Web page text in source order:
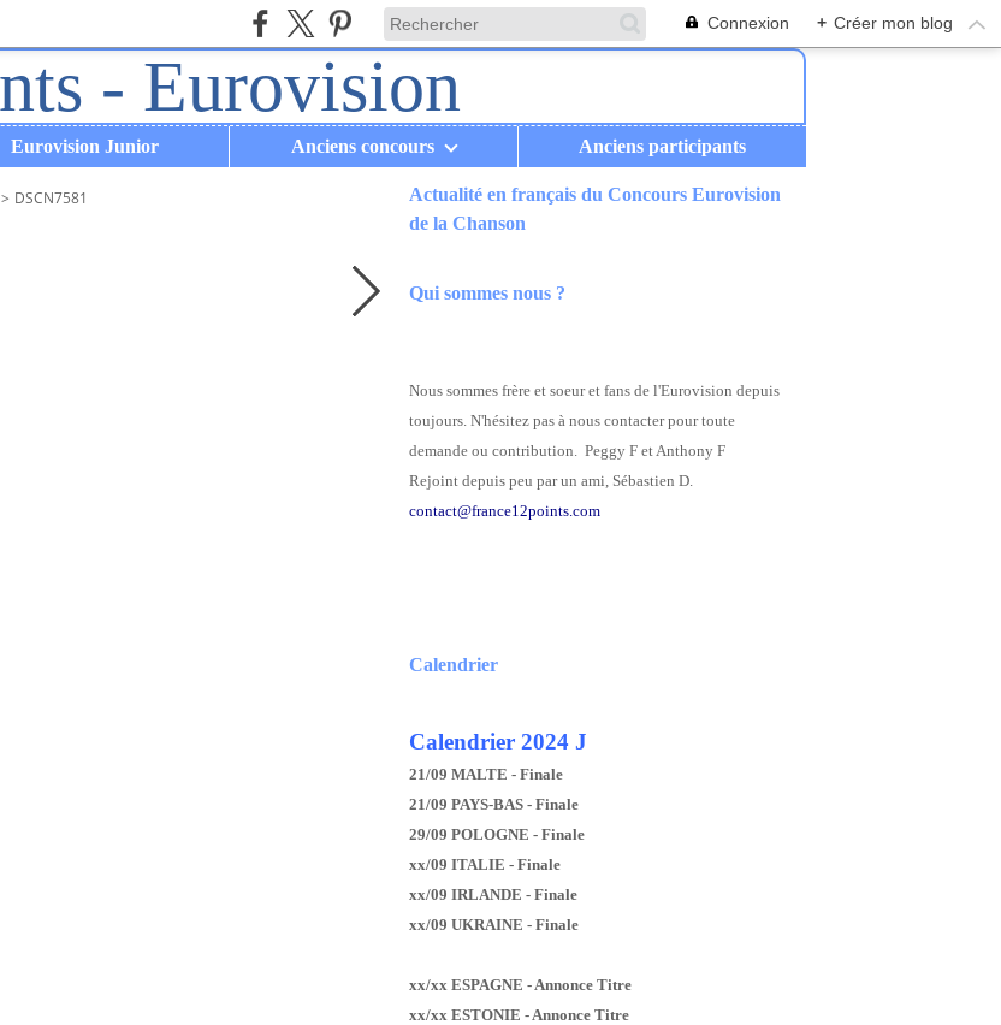
Connexion + Créer mon blog
Eurovision Junior Anciens concours Anciens participants
> DSCN7581
Actualité en français du Concours Eurovision
de la Chanson
Qui sommes nous ?
Nous sommes frère et soeur et fans de l'Eurovision depuis
toujours. N'hésitez pas à nous contacter pour toute
demande ou contribution. Peggy F et Anthony F
Rejoint depuis peu par un ami, Sébastien D.
contact@france12points.com
Calendrier
Calendrier 2024 J
21/09 MALTE - Finale
21/09 PAYS-BAS - Finale
29/09 POLOGNE - Finale
xx/09 ITALIE - Finale
xx/09 IRLANDE - Finale
xx/09 UKRAINE - Finale
xx/xx ESPAGNE - Annonce Titre
xx/xx ESTONIE - Annonce Titre